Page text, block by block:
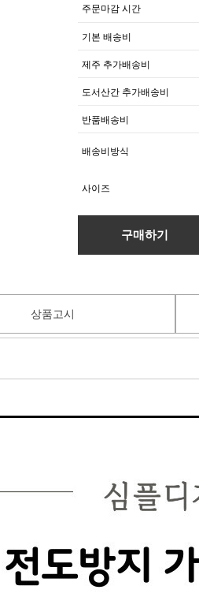
주문마감 시간
기본 배송비
제주 추가배송비
도서산간 추가배송비
반품배송비
배송비방식
사이즈
구매하기
상품고시